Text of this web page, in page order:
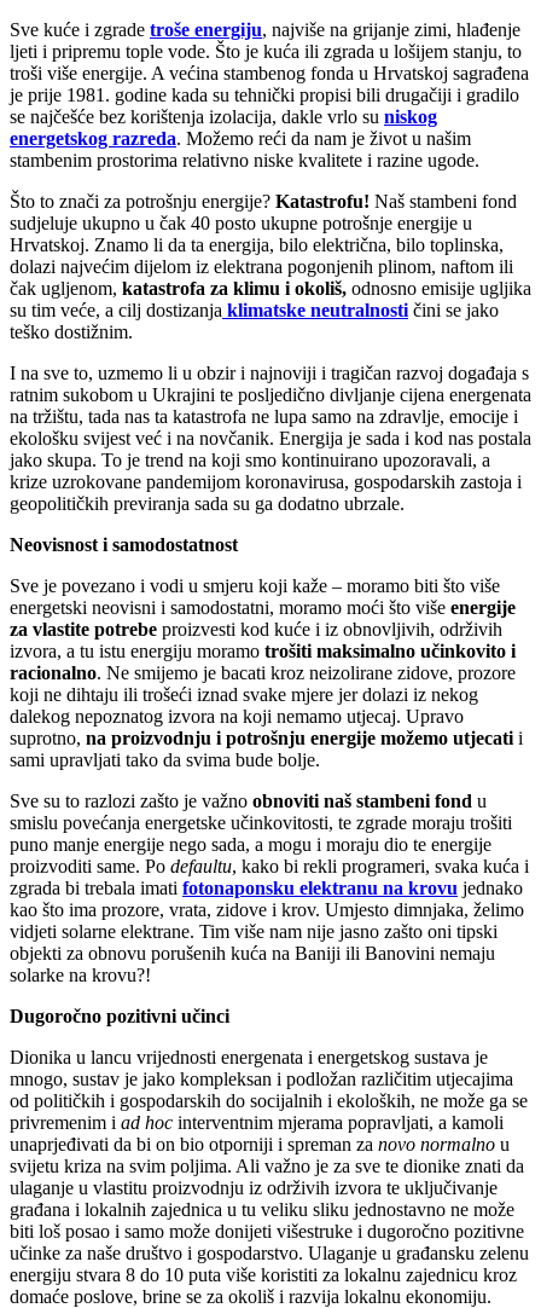
Sve kuće i zgrade troše energiju, najviše na grijanje zimi, hlađenje
ljeti i pripremu tople vode. Što je kuća ili zgrada u lošijem stanju, to
troši više energije. A većina stambenog fonda u Hrvatskoj sagrađena
je prije 1981. godine kada su tehnički propisi bili drugačiji i gradilo
se najčešće bez korištenja izolacija, dakle vrlo su niskog
energetskog razreda. Možemo reći da nam je život u našim
stambenim prostorima relativno niske kvalitete i razine ugode.
Što to znači za potrošnju energije? Katastrofu! Naš stambeni fond
sudjeluje ukupno u čak 40 posto ukupne potrošnje energije u
Hrvatskoj. Znamo li da ta energija, bilo električna, bilo toplinska,
dolazi najvećim dijelom iz elektrana pogonjenih plinom, naftom ili
čak ugljenom, katastrofa za klimu i okoliš, odnosno emisije ugljika
su tim veće, a cilj dostizanja klimatske neutralnosti čini se jako
teško dostižnim.
I na sve to, uzmemo li u obzir i najnoviji i tragičan razvoj događaja s
ratnim sukobom u Ukrajini te posljedično divljanje cijena energenata
na tržištu, tada nas ta katastrofa ne lupa samo na zdravlje, emocije i
ekološku svijest već i na novčanik. Energija je sada i kod nas postala
jako skupa. To je trend na koji smo kontinuirano upozoravali, a
krize uzrokovane pandemijom koronavirusa, gospodarskih zastoja i
geopolitičkih previranja sada su ga dodatno ubrzale.
Neovisnost i samodostatnost
Sve je povezano i vodi u smjeru koji kaže – moramo biti što više
energetski neovisni i samodostatni, moramo moći što više energije
za vlastite potrebe proizvesti kod kuće i iz obnovljivih, održivih
izvora, a tu istu energiju moramo trošiti maksimalno učinkovito i
racionalno. Ne smijemo je bacati kroz neizolirane zidove, prozore
koji ne dihtaju ili trošeći iznad svake mjere jer dolazi iz nekog
dalekog nepoznatog izvora na koji nemamo utjecaj. Upravo
suprotno, na proizvodnju i potrošnju energije možemo utjecati i
sami upravljati tako da svima bude bolje.
Sve su to razlozi zašto je važno obnoviti naš stambeni fond u
smislu povećanja energetske učinkovitosti, te zgrade moraju trošiti
puno manje energije nego sada, a mogu i moraju dio te energije
proizvoditi same. Po defaultu, kako bi rekli programeri, svaka kuća i
zgrada bi trebala imati fotonaponsku elektranu na krovu jednako
kao što ima prozore, vrata, zidove i krov. Umjesto dimnjaka, želimo
vidjeti solarne elektrane. Tim više nam nije jasno zašto oni tipski
objekti za obnovu porušenih kuća na Baniji ili Banovini nemaju
solarke na krovu?!
Dugoročno pozitivni učinci
Dionika u lancu vrijednosti energenata i energetskog sustava je
mnogo, sustav je jako kompleksan i podložan različitim utjecajima
od političkih i gospodarskih do socijalnih i ekoloških, ne može ga se
privremenim i ad hoc interventnim mjerama popravljati, a kamoli
unaprjeđivati da bi on bio otporniji i spreman za novo normalno u
svijetu kriza na svim poljima. Ali važno je za sve te dionike znati da
ulaganje u vlastitu proizvodnju iz održivih izvora te uključivanje
građana i lokalnih zajednica u tu veliku sliku jednostavno ne može
biti loš posao i samo može donijeti višestruke i dugoročno pozitivne
učinke za naše društvo i gospodarstvo. Ulaganje u građansku zelenu
energiju stvara 8 do 10 puta više koristiti za lokalnu zajednicu kroz
domaće poslove, brine se za okoliš i razvija lokalnu ekonomiju.